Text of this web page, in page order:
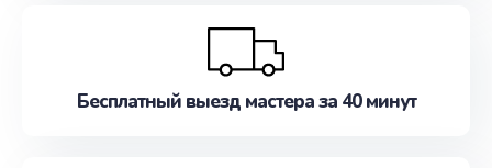
Бесплатный выезд мастера за 40 минут